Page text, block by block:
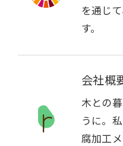
を通じ
す。
会社概
木との
うに。
腐加工